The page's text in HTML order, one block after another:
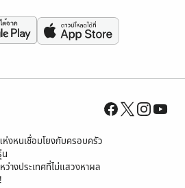
งหนเชื่อมโยงกับครอบครัว
างประเทศที่ไม่แสวงหาผล